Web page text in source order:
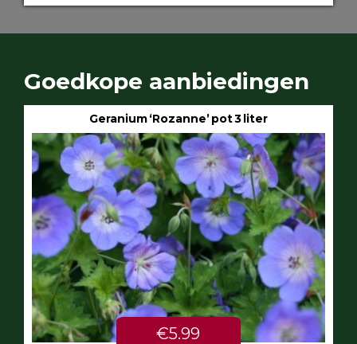
Goedkope aanbiedingen
Geranium ‘Rozanne’ pot 3 liter
€5.99